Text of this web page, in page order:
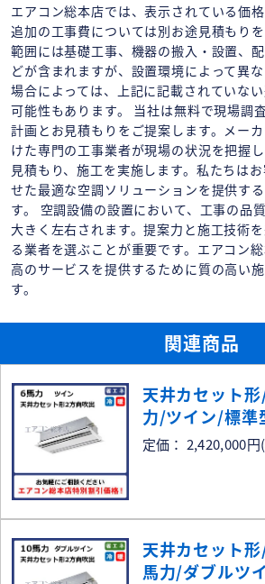
エアコン総本店では、表示されている価格
追加の工事費については別お途見積もり
範囲には基礎工事、機器の搬入・設置、
どが含まれますが、設置環境によって異な
場合によっては、上記に記載されていな
可能性もあります。 当社は無料で現場調
計画とお見積もりをご提案します。メー
けた専門の工事業者が現場の状況を把握
見積もり、施工を実施します。私たちは
せた最適な空調ソリューションを提供す
す。 空調設備の設置において、工事の品
大きく左右されます。提案力と施工技術
る業者を選ぶことが重要です。エアコン
高のサービスを提供するために質の高い
す。
関連商品
天井カセット
力/ツイン/標準
定価： 2,420,000円
天井カセット
馬力/ダブルツ